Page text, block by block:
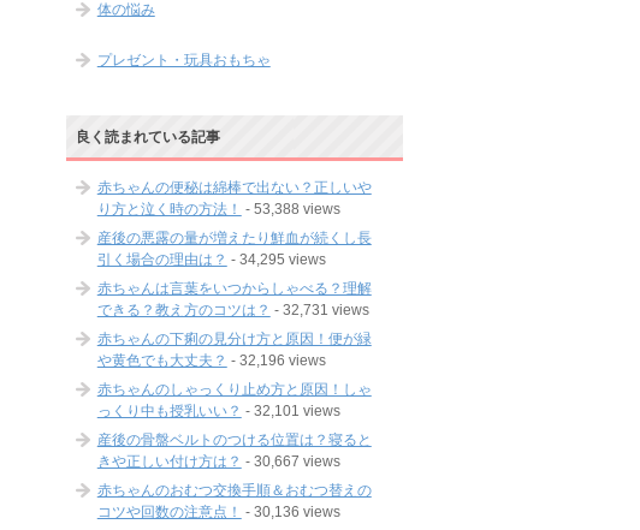
体の悩み
プレゼント・玩具おもちゃ
良く読まれている記事
赤ちゃんの便秘は綿棒で出ない？正しいや
り方と泣く時の方法！ - 53,388 views
産後の悪露の量が増えたり鮮血が続くし長
引く場合の理由は？ - 34,295 views
赤ちゃんは言葉をいつからしゃべる？理解
できる？教え方のコツは？ - 32,731 views
赤ちゃんの下痢の見分け方と原因！便が緑
や黄色でも大丈夫？ - 32,196 views
赤ちゃんのしゃっくり止め方と原因！しゃ
っくり中も授乳いい？ - 32,101 views
産後の骨盤ベルトのつける位置は？寝ると
きや正しい付け方は？ - 30,667 views
赤ちゃんのおむつ交換手順＆おむつ替えの
コツや回数の注意点！ - 30,136 views